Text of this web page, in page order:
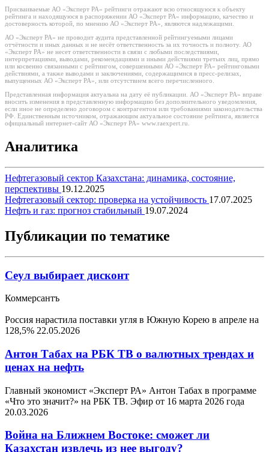
Присваиваемые АО «Эксперт РА» рейтинги отражают всю относящуюся к объекту
рейтинга и находящуюся в распоряжении АО «Эксперт РА» информацию, качество и
достоверность которой, по мнению АО «Эксперт РА», являются надлежащими.
АО «Эксперт РА» не проводит аудита представленной рейтингуемыми лицами
отчётности и иных данных и не несёт ответственность за их точность и полноту. АО
«Эксперт РА» не несет ответственности в связи с любыми последствиями,
интерпретациями, выводами, рекомендациями и иными действиями третьих лиц, прямо
или косвенно связанными с рейтингом, совершенными АО «Эксперт РА» рейтинговыми
действиями, а также выводами и заключениями, содержащимися в пресс-релизах,
выпущенных АО «Эксперт РА», или отсутствием всего перечисленного.
Представленная информация актуальна на дату её публикации. АО «Эксперт РА» вправе
вносить изменения в представленную информацию без дополнительного уведомления,
если иное не определено договором с контрагентом или требованиями законодательства
РФ. Единственным источником, отражающим актуальное состояние рейтинга, является
официальный интернет-сайт АО «Эксперт РА» www.raexpert.ru.
Аналитика
Нефтегазовый сектор Казахстана: динамика, состояние,
перспективы 19.12.2025
Нефтегазовый сектор: проверка на устойчивость 17.07.2025
Нефть и газ: прогноз стабильный 19.07.2024
Публикации по тематике
Сеул выбирает дисконт
Коммерсантъ
Россия нарастила поставки угля в Южную Корею в апреле на
128,5% 22.05.2026
Антон Табах на РБК ТВ о валютных трендах и
ценах на нефть
Главный экономист «Эксперт РА» Антон Табах в программе
«Что это значит?» на РБК ТВ. Эфир от 16 марта 2026 года
20.03.2026
Война на Ближнем Востоке: сможет ли
Казахстан извлечь из нее выгоду?